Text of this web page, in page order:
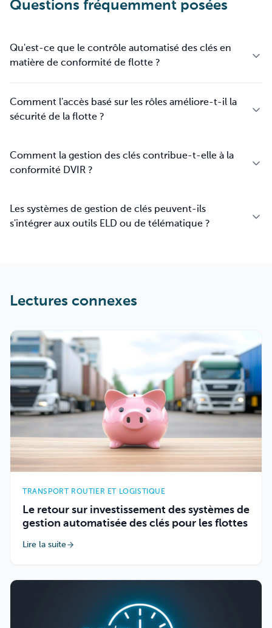
Questions fréquemment posées
Qu'est-ce que le contrôle automatisé des clés en
matière de conformité de flotte ?
Comment l'accès basé sur les rôles améliore-t-il la
sécurité de la flotte ?
Comment la gestion des clés contribue-t-elle à la
conformité DVIR ?
Les systèmes de gestion de clés peuvent-ils
s'intégrer aux outils ELD ou de télématique ?
Lectures connexes
TRANSPORT ROUTIER ET LOGISTIQUE
Le retour sur investissement des systèmes de
gestion automatisée des clés pour les flottes
Lire la suite